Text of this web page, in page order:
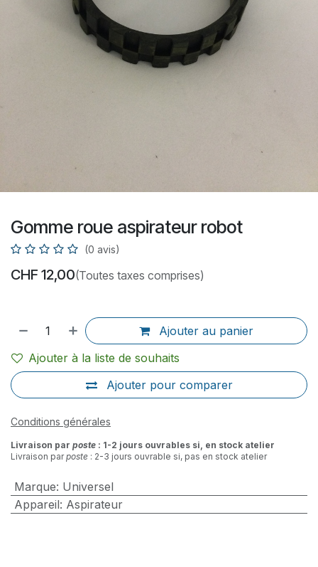
Gomme roue aspirateur robot
(0 avis)
CHF 12,00(Toutes taxes comprises)
Ajouter au panier
Ajouter pour comparer
Ajouter à la liste de souhaits
Conditions générales
Livraison par poste : 1-2 jours ouvrables si, en stock atelier
Livraison parposte : 2-3 jours ouvrable si, pas en stock atelier
Marque: Universel
Appareil: Aspirateur